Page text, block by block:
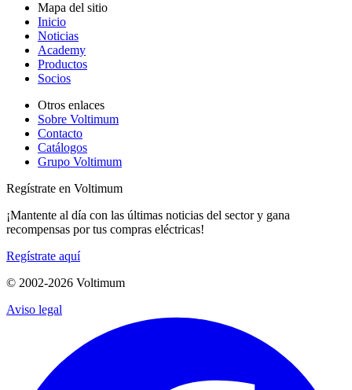
Mapa del sitio
Inicio
Noticias
Academy
Productos
Socios
Otros enlaces
Sobre Voltimum
Contacto
Catálogos
Grupo Voltimum
Regístrate en Voltimum
¡Mantente al día con las últimas noticias del sector y gana
recompensas por tus compras eléctricas!
Regístrate aquí
© 2002-2026 Voltimum
Aviso legal